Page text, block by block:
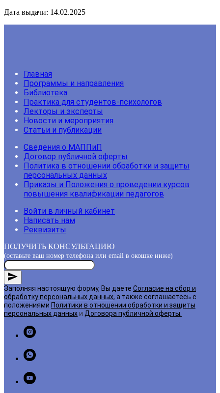
Дата выдачи: 14.02.2025
Главная
Программы и направления
Библиотека
Практика для студентов-психологов
Лекторы и эксперты
Новости и мероприятия
Статьи и публикации
Сведения о МАППиП
Договор публичной оферты
Политика в отношении обработки и защиты
персональных данных
Приказы и Положения о проведении курсов
повышения квалификации педагогов
Войти в личный кабинет
Написать нам
Реквизиты
ПОЛУЧИТЬ КОНСУЛЬТАЦИЮ
(оставьте ваш номер телефона или email в окошке ниже)
Заполняя настоящую форму, Вы даете Согласие на сбор и
обработку персональных данных, а также соглашаетесь с
положениями Политики в отношении обработки и защиты
персональных данныхи Договора публичной оферты